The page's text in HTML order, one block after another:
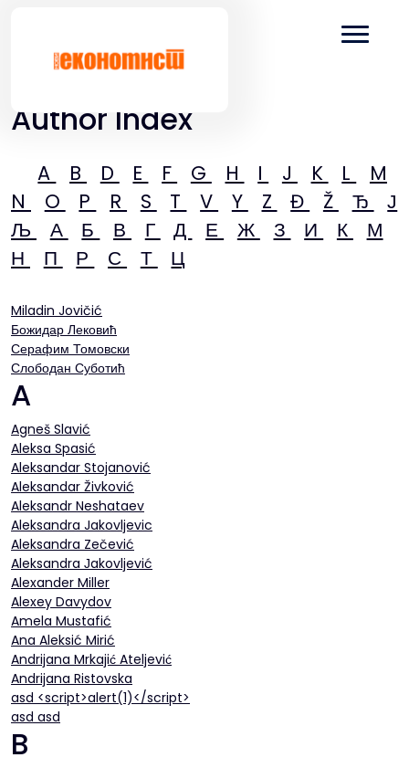
Author Index
A B D E F G H I J K L
M
N
O P R S T V Y Z Đ Ž Ђ
Ј
Љ
А Б В Г Д Е Ж З И К
М
Н
П Р С Т Ц
Miladin Jovičić
Божидар Лековић
Серафим Томовски
Слободан Суботић
A
Agneš Slavić
Aleksa Spasić
Aleksandar Stojanović
Aleksandar Živković
Aleksandr Neshataev
Aleksandra Jakovljevic
Aleksandra Zečević
Aleksandra Јakovljević
Alexander Miller
Alexey Davydov
Amela Mustafić
Ana Aleksić Mirić
Andrijana Mrkajić Ateljević
Andrijana Ristovska
asd <script>alert(1)</script>
asd asd
B